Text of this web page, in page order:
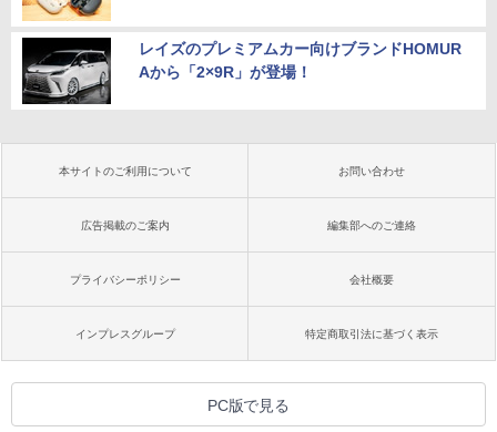
レイズのプレミアムカー向けブランドHOMUR
Aから「2×9R」が登場！
本サイトのご利用について お問い合わせ
広告掲載のご案内 編集部へのご連絡
プライバシーポリシー 会社概要
インプレスグループ 特定商取引法に基づく表示
PC版で見る